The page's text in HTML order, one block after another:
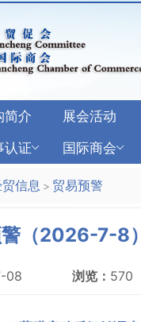
简介 展会活动
认证 国际商会
信息 > 贸易预警
（2026-7-8）
08 浏览： 570